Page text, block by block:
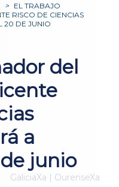
> EL TRABAJO
RISCO DE CIENCIAS
20 DE JUNIO
del
a
junio
GaliciaXa | OurenseXa